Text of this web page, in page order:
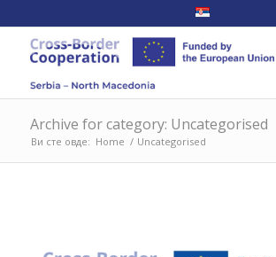
Archive for category: Uncategorised
Ви сте овде: Home / Uncategorised